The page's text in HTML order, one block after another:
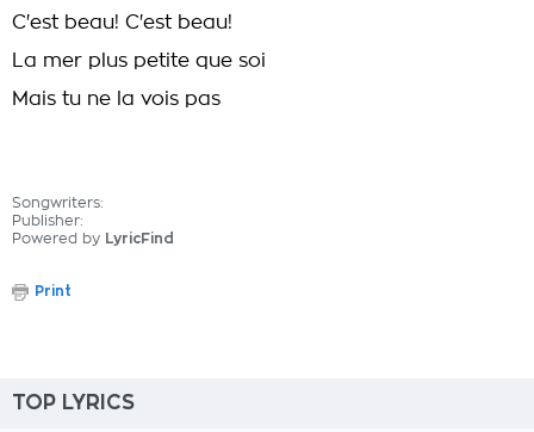
C'est beau! C'est beau!
La mer plus petite que soi
Mais tu ne la vois pas
Songwriters:
Publisher:
Powered by LyricFind
Print
TOP LYRICS